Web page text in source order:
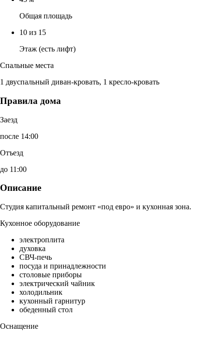
Общая площадь
10 из 15
Этаж (есть лифт)
Спальные места
1 двуспальный диван-кровать, 1 кресло-кровать
Правила дома
Заезд
после 14:00
Отъезд
до 11:00
Описание
Студия капитальный ремонт «под евро» и кухонная зона.
Кухонное оборудование
электроплита
духовка
СВЧ-печь
посуда и принадлежности
столовые приборы
электрический чайник
холодильник
кухонный гарнитур
обеденный стол
Оснащение